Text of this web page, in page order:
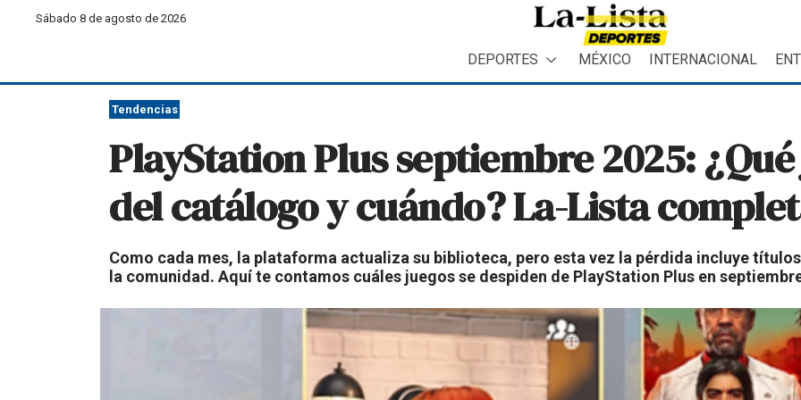
Sábado 8 de agosto de 2026
DEPORTES MÉXICO INTERNACIONAL
Tendencias
PlayStation Plus septiembre 2025:
del catálogo y cuándo? La-Lista
Como cada mes, la plataforma actualiza su biblioteca, pero esta vez la pérdida incluye
la comunidad. Aquí te contamos cuáles juegos se despiden de PlayStation Plus en